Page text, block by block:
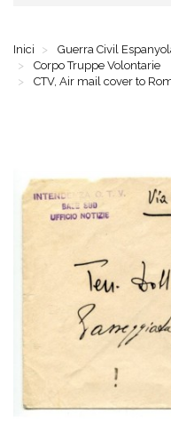
Inici Guerra Civil
Corpo Truppe Volontarie
CTV, Air mail cover to